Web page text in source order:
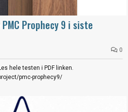
Prophecy 9 i siste
0
hele testen i PDF linken.
pmc-prophecy9/